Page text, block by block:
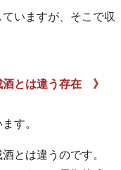
いますが、そこで収
とは違う存在 》
す。
とは違うのです。